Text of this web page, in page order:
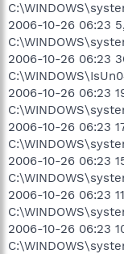
2006-10-26
2006-10-26
2006-10-26 06:23
2006-10-26 06:23
2006-10-26 06:23
2006-10-26 06:23
2006-10-26 06:23